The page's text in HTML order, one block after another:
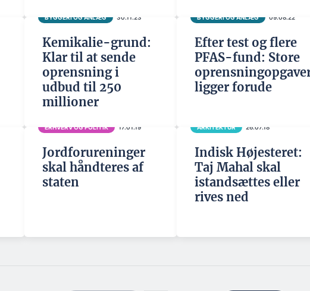
BYGGERI OG ANLÆG 30.11.23
Kemikalie-grund:
Klar til at sende
oprensning i
udbud til 250
millioner
BYGGERI OG ANLÆG 09.08.22
Efter test og flere
PFAS-fund: Store
ligger forude
ERHVERV OG POLITIK 17.01.19
Jordforureninger
skal håndteres af
staten
ARKITEKTUR 26.07.18
Indisk Højesteret:
Taj Mahal skal
istandsættes eller
rives ned